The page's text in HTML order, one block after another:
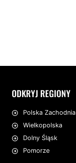
ODKRYJ REGIONY
Polska Zachodnia
Wielkopolska
Dolny Śląsk
Pomorze